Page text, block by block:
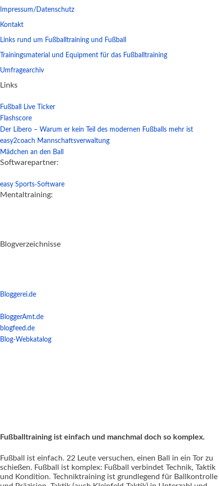
Impressum/Datenschutz
Kontakt
Links rund um Fußballtraining und Fußball
Trainingsmaterial und Equipment für das Fußballtraining
Umfragearchiv
Links
Fußball Live Ticker
Flashscore
Der Libero – Warum er kein Teil des modernen Fußballs mehr ist
easy2coach Mannschaftsverwaltung
Mädchen an den Ball
Softwarepartner:
easy Sports-Software
Mentaltraining:
Blogverzeichnisse
Bloggerei.de
BloggerAmt.de
blogfeed.de
Blog-Webkatalog
Fußballtraining ist einfach und manchmal doch so komplex.
Fußball ist einfach. 22 Leute versuchen, einen Ball in ein Tor zu
schießen. Fußball ist komplex: Fußball verbindet Technik, Taktik
und Kondition. Techniktraining ist grundlegend für Ballkontrolle